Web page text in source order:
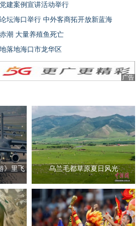
建案例宣讲活动举行
坛海口举行 中外客商拓开放新蓝海
潮 大量养殖鱼死亡
落地海口市龙华区
广告
》里飞
乌兰毛都草原夏日风光